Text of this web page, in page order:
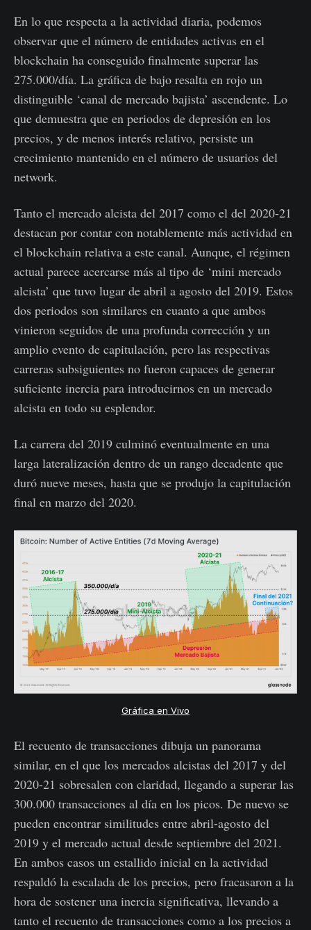
En lo que respecta a la actividad diaria, podemos
observar que el número de entidades activas en el
blockchain ha conseguido finalmente superar las
275.000/día. La gráfica de bajo resalta en rojo un
distinguible ‘canal de mercado bajista’ ascendente. Lo
que demuestra que en periodos de depresión en los
precios, y de menos interés relativo, persiste un
crecimiento mantenido en el número de usuarios del
network.
Tanto el mercado alcista del 2017 como el del 2020-21
destacan por contar con notablemente más actividad en
el blockchain relativa a este canal. Aunque, el régimen
actual parece acercarse más al tipo de ‘mini mercado
alcista’ que tuvo lugar de abril a agosto del 2019. Estos
dos periodos son similares en cuanto a que ambos
vinieron seguidos de una profunda corrección y un
amplio evento de capitulación, pero las respectivas
carreras subsiguientes no fueron capaces de generar
suficiente inercia para introducirnos en un mercado
alcista en todo su esplendor.
La carrera del 2019 culminó eventualmente en una
larga lateralización dentro de un rango decadente que
duró nueve meses, hasta que se produjo la capitulación
final en marzo del 2020.
Gráfica en Vivo
El recuento de transacciones dibuja un panorama
similar, en el que los mercados alcistas del 2017 y del
2020-21 sobresalen con claridad, llegando a superar las
300.000 transacciones al día en los picos. De nuevo se
pueden encontrar similitudes entre abril-agosto del
2019 y el mercado actual desde septiembre del 2021.
En ambos casos un estallido inicial en la actividad
respaldó la escalada de los precios, pero fracasaron a la
hora de sostener una inercia significativa, llevando a
tanto el recuento de transacciones como a los precios a